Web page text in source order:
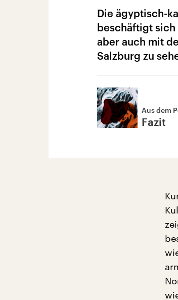
Die ägyptisch-
beschäftigt
aber auch mit
Salzburg zu
Aus dem
Fazit